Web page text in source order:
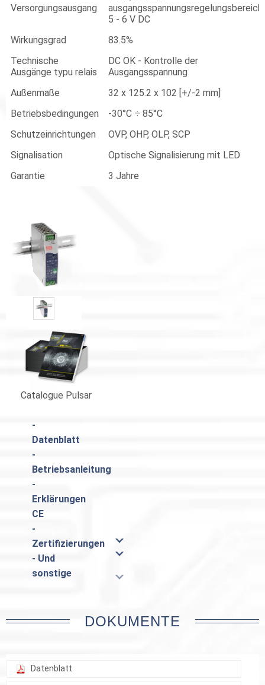
Versorgungsausgang
ausgangsspannungsregelungsbereich:
5 - 6 V DC
Wirkungsgrad
83.5%
Technische
Ausgänge typu relais
DC OK - Kontrolle der
Ausgangsspannung
Außenmaße
32 x 125.2 x 102 [+/-2 mm]
Betriebsbedingungen
-30°C ÷ 85°C
Schutzeinrichtungen
OVP, OHP, OLP, SCP
Signalisation
Optische Signalisierung mit LED
Garantie
3 Jahre
Catalogue Pulsar
-
Datenblatt
-
Betriebsanleitung
-
Erklärungen
CE
-
Zertifizierungen
- Und
sonstige
DOKUMENTE
Datenblatt